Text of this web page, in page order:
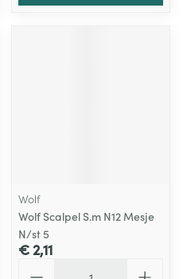
Wolf
Wolf Scalpel S.m N12 Mesje
N/st 5
€ 2,11